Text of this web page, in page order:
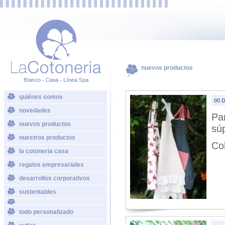
quiénes somos
novedades
nuevos productos
nuestros productos
la cotoneria casa
regalos empresariales
desarrollos corporativos
sustentables
todo personalizado
nuevos productos
00